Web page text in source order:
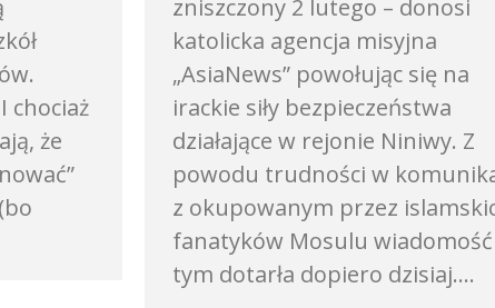
chociaż
że
zniszczony 2 lutego – donosi
katolicka agencja misyjna
„AsiaNews” powołując się na
irackie siły bezpieczeństwa
działające w rejonie Niniwy. Z
powodu trudności w
z okupowanym przez
fanatyków Mosulu
tym dotarła dopiero dzisiaj.…